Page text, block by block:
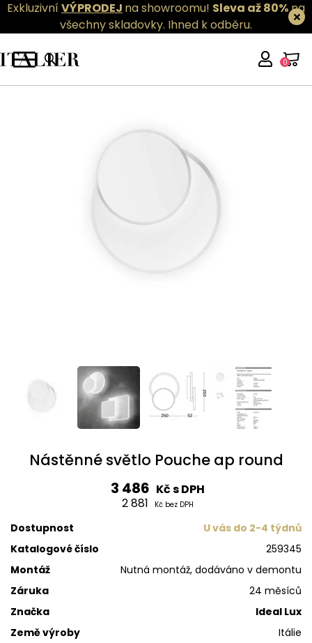
ExkluzivníVÝPRODEJ na showroomu! Sleva až 80%na
všechny skladovky. Ihned k odběru.
0
Nástěnné světlo Pouche ap round
3 486 Kč s DPH
2 881
Kč bez DPH
Dostupnost
U vás do 2-4 týdnů
Katalogové číslo
259345
Montáž
Nutná montáž, dodáváno v demontu
Záruka
24 měsíců
Značka
Ideal Lux
Země výroby
Itálie